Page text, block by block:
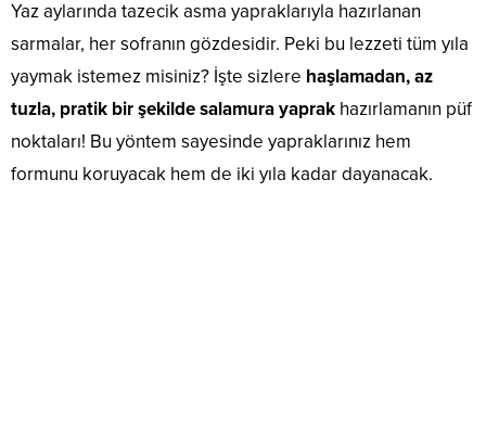
Yaz aylarında tazecik asma yapraklarıyla hazırlanan
sarmalar, her sofranın gözdesidir. Peki bu lezzeti tüm yıla
yaymak istemez misiniz? İşte sizlere haşlamadan, az
tuzla, pratik bir şekilde salamura yaprak hazırlamanın püf
noktaları! Bu yöntem sayesinde yapraklarınız hem
formunu koruyacak hem de iki yıla kadar dayanacak.